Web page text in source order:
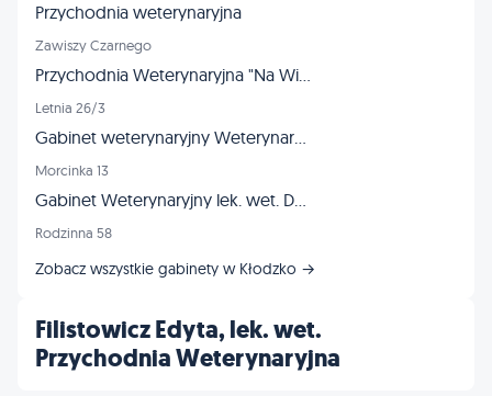
Filistowicz Edyta, lek. wet.
Przychodnia Weterynaryjna
Przychodnia weterynaryjna
Zawiszy Czarnego
Przychodnia Weterynaryjna "Na Wiosennej"
Letnia 26/3
Gabinet weterynaryjny Weterynarz Weterynaria Kłodzko
Morcinka 13
Gabinet Weterynaryjny lek. wet. Dariusz Jaroszewski, specj. chorób psów i kotów
Rodzinna 58
Zobacz wszystkie gabinety w Kłodzko →